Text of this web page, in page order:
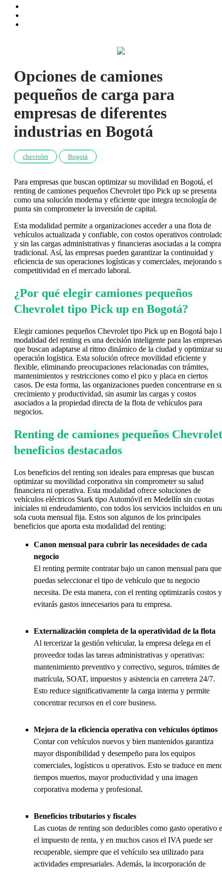
Opciones de camiones
pequeños de carga para
empresas de diferentes
industrias en Bogotá
chevrolet Bogotá
Para empresas que buscan optimizar su movilidad en Bogotá, el
renting de camiones pequeños Chevrolet tipo Pick up se presenta
como una solución moderna y eficiente que integra tecnología de
punta sin comprometer la inversión de capital.
Esta modalidad permite a organizaciones acceder a una flota de
vehículos actualizada y confiable, con costos operativos
y sin las cargas administrativas y financieras asociadas a la compra
tradicional. Así, las empresas pueden garantizar la continuidad y
eficiencia de sus operaciones logísticas y comerciales, mejorando
competitividad en el mercado laboral.
¿Por qué elegir camiones pequeños
Chevrolet tipo Pick up en Bogotá?
Elegir camiones pequeños Chevrolet tipo Pick up en Bogotá bajo
modalidad del renting es una decisión inteligente para las empresas
que buscan adaptarse al ritmo dinámico de la ciudad y optimizar su
operación logística. Esta solución ofrece movilidad eficiente y
flexible, eliminando preocupaciones relacionadas con trámites,
mantenimientos y restricciones como el pico y placa en ciertos
casos. De esta forma, las organizaciones pueden concentrarse en
crecimiento y productividad, sin asumir las cargas y costos
asociados a la propiedad directa de la flota de vehículos para
negocios.
Renting de camiones pequeños
beneficios destacados
Los beneficios del renting son ideales para empresas que buscan
optimizar su movilidad corporativa sin comprometer su salud
financiera ni operativa. Esta modalidad ofrece soluciones de
vehículos eléctricos Stark tipo Automóvil en Medellín sin cuotas
iniciales ni endeudamiento, con todos los servicios incluidos en
sola cuota mensual fija. Estos son algunos de los principales
beneficios que aporta esta modalidad del renting:
Canon mensual para cubrir las necesidades de cada
negocio
El renting permite contratar bajo un canon mensual para que
puedas seleccionar el tipo de vehículo que tu negocio
necesita. De esta manera, con el renting optimizarás costos y
evitarás gastos innecesarios para tu empresa.
Externalización completa de la operatividad de la flota
Al tercerizar la gestión vehicular, la empresa delega en el
proveedor todas las tareas administrativas y operativas:
mantenimiento preventivo y correctivo, seguros, trámites de
matrícula, SOAT, impuestos y asistencia en carretera 24/7.
Esto reduce significativamente la carga interna y permite
concentrar recursos en el core business.
Mejora de la eficiencia operativa con vehículos óptimos
Contar con vehículos nuevos y bien mantenidos garantiza
mayor disponibilidad y desempeño para los equipos
comerciales, logísticos u operativos. Esto se traduce en
tiempos muertos, mayor productividad y una imagen
corporativa moderna y profesional.
Beneficios tributarios y fiscales
Las cuotas de renting son deducibles como gasto operativo
el impuesto de renta, y en muchos casos el IVA puede ser
recuperable, siempre que el vehículo sea utilizado para
actividades empresariales. Además, la incorporación de